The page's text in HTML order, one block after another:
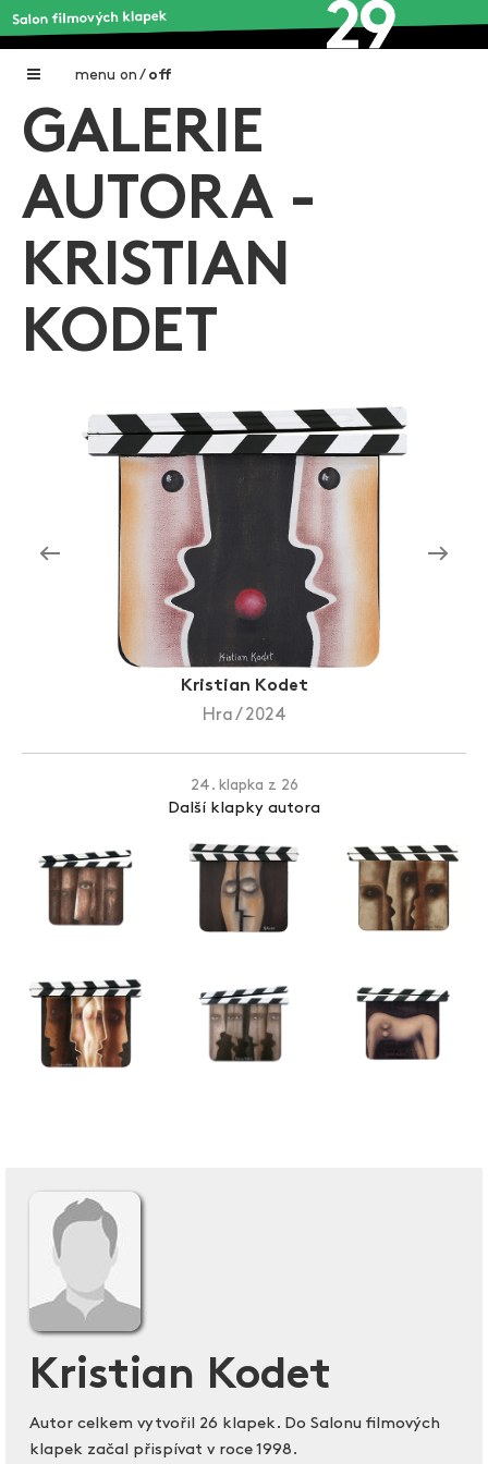
menu on / off
Home
Galerie filmových klapek
Autoři filmových klapek
O projektu
Aktuality
Zlín Film Festival
GALERIE
AUTORA -
KRISTIAN
KODET
Kristian Kodet
Hra / 2024
24. klapka z 26
Další klapky autora
Kristian Kodet
Autor celkem vytvořil 26 klapek. Do Salonu filmových
klapek začal přispívat v roce 1998.